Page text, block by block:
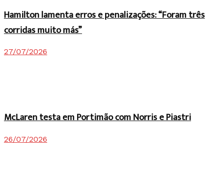
Hamilton lamenta erros e penalizações: “Foram três
corridas muito más”
27/07/2026
McLaren testa em Portimão com Norris e Piastri
26/07/2026